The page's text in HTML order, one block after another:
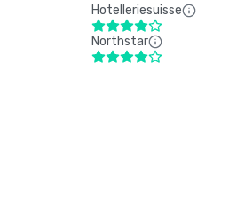
Hotelleriesuisse
Northstar